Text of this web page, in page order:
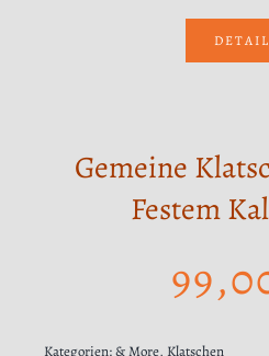
Gemeine
Festem
Kategorien:& More, Klatschen